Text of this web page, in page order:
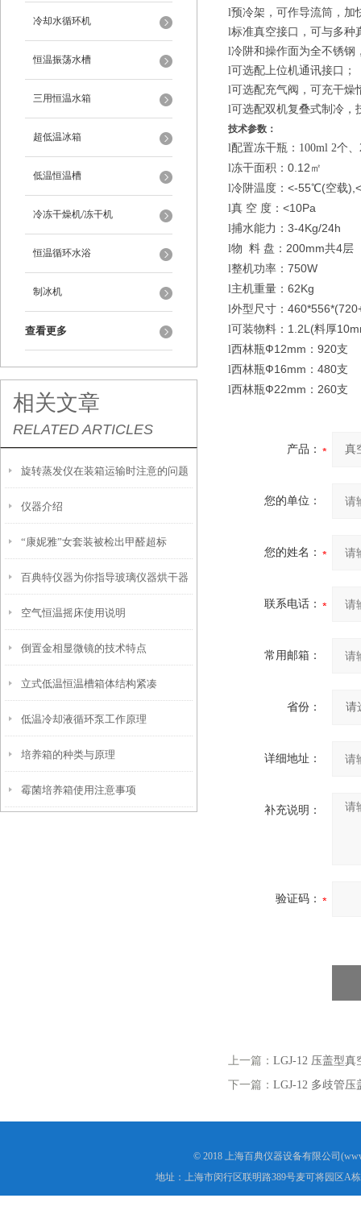
冷却水循环机
恒温振荡水槽
三用恒温水箱
超低温冰箱
低温恒温槽
冷冻干燥机/冻干机
恒温循环水浴
制冰机
查看更多
相关文章
RELATED ARTICLES
旋转蒸发仪在装箱运输时注意的问题
仪器介绍
“康妮雅”女套装被检出甲醛超标
百典特仪器为你指导玻璃仪器烘干器
使用方法
空气恒温摇床使用说明
倒置金相显微镜的技术特点
立式低温恒温槽箱体结构紧凑
低温冷却液循环泵工作原理
培养箱的种类与原理
霉菌培养箱使用注意事项
l预冷架，可作导流筒，加
l标准真空接口，可与多种
l冷阱和操作面为全不锈钢
l可选配上位机通讯接口；
l可选配充气阀，可充干燥
l可选配双机复叠式制冷
技术参数：
l配置冻干瓶：100ml 2个
l冻干面积：0.12㎡
l冷阱温度：<-55℃(空载
l真 空 度：<10Pa
l捕水能力：3-4Kg/24h
l物 料 盘：200mm共4层
l整机功率：750W
l主机重量：62Kg
l外型尺寸：
l可装物料：1.2L(料厚
l西林瓶Ф12mm：920支
l西林瓶Ф16mm：480支
l西林瓶Ф22mm：260支
产品：
您的单位：
您的姓名：
联系电话：
常用邮箱：
省份：
详细地址：
补充说明：
验证码：
上一篇： LGJ-12 压盖型真
下一篇： LGJ-12 多歧管
© 2018 上海百典仪器设备有限公司
地址：上海市闵行区联明路389号麦可将园区A